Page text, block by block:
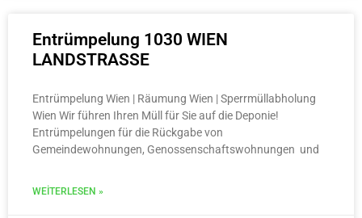
Entrümpelung 1030 WIEN
LANDSTRASSE
Entrümpelung Wien | Räumung Wien | Sperrmüllabholung
Wien Wir führen Ihren Müll für Sie auf die Deponie!
Entrümpelungen für die Rückgabe von
Gemeindewohnungen, Genossenschaftswohnungen und
WEITERLESEN »